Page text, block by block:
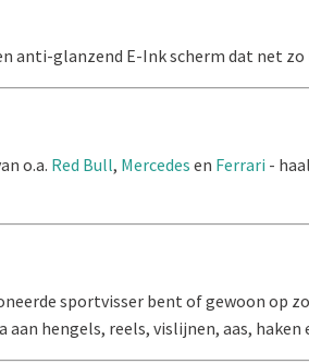
anti-glanzend E-Ink scherm dat net
o.a. Red Bull, Mercedes en Ferrari -
sportvisser bent of gewoon op
hengels, reels, vislijnen, aas, haken